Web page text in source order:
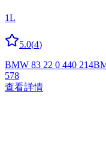
1L
5.0(4)
BMW 83 22 0 440 214
578
查看詳情